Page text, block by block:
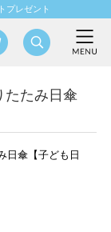
プレゼント
たたみ日傘
日傘【子ども日